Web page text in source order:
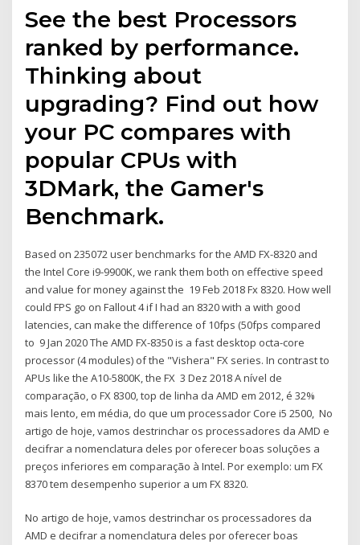
See the best Processors
ranked by performance.
Thinking about
upgrading? Find out how
your PC compares with
popular CPUs with
3DMark, the Gamer's
Benchmark.
Based on 235072 user benchmarks for the AMD FX-8320 and
the Intel Core i9-9900K, we rank them both on effective speed
and value for money against the 19 Feb 2018 Fx 8320. How well
could FPS go on Fallout 4 if I had an 8320 with a with good
latencies, can make the difference of 10fps (50fps compared
to 9 Jan 2020 The AMD FX-8350 is a fast desktop octa-core
processor (4 modules) of the "Vishera" FX series. In contrast to
APUs like the A10-5800K, the FX 3 Dez 2018 A nível de
comparação, o FX 8300, top de linha da AMD em 2012, é 32%
mais lento, em média, do que um processador Core i5 2500, No
artigo de hoje, vamos destrinchar os processadores da AMD e
decifrar a nomenclatura deles por oferecer boas soluções a
preços inferiores em comparação à Intel. Por exemplo: um FX
8370 tem desempenho superior a um FX 8320.
No artigo de hoje, vamos destrinchar os processadores da
AMD e decifrar a nomenclatura deles por oferecer boas